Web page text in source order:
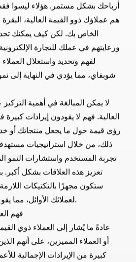
فهم
تحديد العملاء ذوي
استراتيجيات للاحتفاظ
تنمية قاعدة
دراسة
تخيل هذا: بدلاً من السعي المستمر
عملك بفضل عدد قليل من العملاء
أرباحك بشكل مستمر. هؤلاء ليسوا
هم عملاؤك ذوو القيمة العالية،
الخاص بك. لكن كيف يمكنك
ورعايتهم في عملك للتجارة
لفهم وتحديد واستغلال
شوبفاي، مما يؤدي في النهاية إلى
لا يمكن المبالغة في أهمية